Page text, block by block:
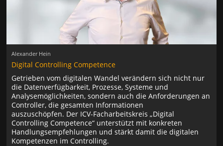
Alexander Hein
Digital Controlling Competence
Getrieben vom digitalen Wandel verändern sich nicht nur
die Datenverfügbarkeit, Prozesse, Systeme und
Analysemöglichkeiten, sondern auch die Anforderungen an
Controller, die gesamten Informationen
auszuschöpfen. Der ICV-Facharbeitskreis „Digital
Controlling Competence“ unterstützt mit konkreten
Handlungsempfehlungen und stärkt damit die digitalen
Kompetenzen im Controlling.